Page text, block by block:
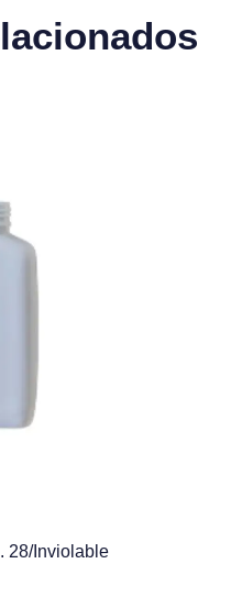
28/Inviolable